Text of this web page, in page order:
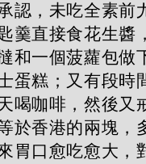
認，未吃全素前
羹直接食花生醬
和一個菠蘿包做
蛋糕；又有段時
喝咖啡，然後又
於香港的兩塊，
胃口愈吃愈大，